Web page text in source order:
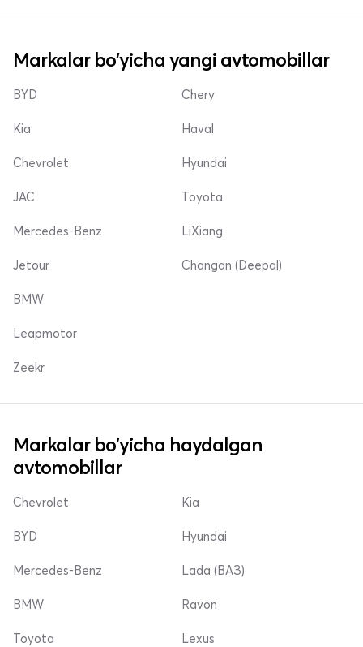
Markalar bo'yicha yangi avtomobillar
BYD
Kia
Chevrolet
Chery
Haval
Hyundai
JAC
Mercedes-Benz
Jetour
Toyota
LiXiang
Changan (Deepal)
BMW
Leapmotor
Zeekr
Markalar bo'yicha haydalgan
avtomobillar
Chevrolet
BYD
Mercedes-Benz
Kia
Hyundai
Lada (ВАЗ)
BMW
Toyota
Ravon
Lexus